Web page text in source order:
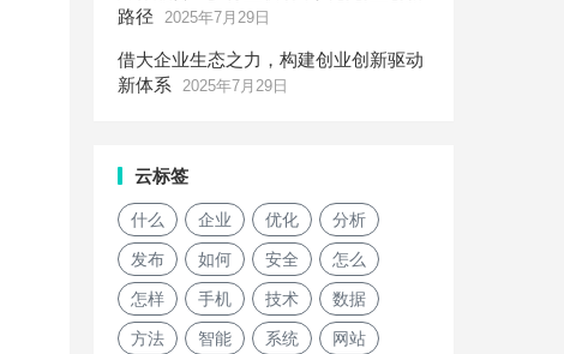
路径
2025年7月29日
借大企业生态之力，构建创业创新驱动
新体系
2025年7月29日
云标签
什么 企业 优化 分析
发布 如何 安全 怎么
怎样 手机 技术 数据
方法 智能 系统 网站